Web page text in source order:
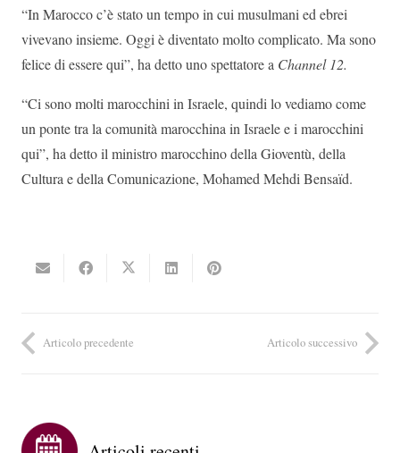
“In Marocco c’è stato un tempo in cui musulmani ed ebrei
vivevano insieme. Oggi è diventato molto complicato. Ma sono
felice di essere qui”, ha detto uno spettatore a Channel 12.
“Ci sono molti marocchini in Israele, quindi lo vediamo come
un ponte tra la comunità marocchina in Israele e i marocchini
qui”, ha detto il ministro marocchino della Gioventù, della
Cultura e della Comunicazione, Mohamed Mehdi Bensaïd.
Articolo precedente Articolo successivo